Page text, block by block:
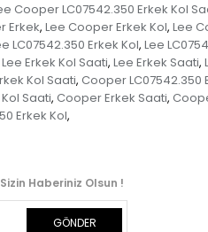
Cooper LC07542.350 Erkek Kol
Erkek, Lee Cooper Erkek Kol, Lee
LC07542.350 Erkek Kol, Lee
Lee Erkek Kol Saati, Lee Erkek Saati,
Kol Saati, Cooper LC07542.350
Saati, Cooper Erkek Saati,
Erkek Kol,
Haberiniz Olsun !
GÖNDER